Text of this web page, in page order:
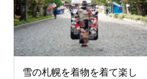
雪の札幌を着物を着て楽し